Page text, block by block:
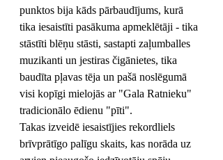
punktos bija kāds pārbaudījums, kurā
tika iesaistīti pasākuma apmeklētāji - tika
stāstīti blēņu stāsti, sastapti zaļumballes
muzikanti un jestiras čigānietes, tika
baudīta pļavas tēja un pašā noslēgumā
visi kopīgi mielojās ar "Gala Ratnieku"
tradicionālo ēdienu "pīti".
Takas izveidē iesaistījies rekordliels
brīvprātīgo palīgu skaits, kas norāda uz